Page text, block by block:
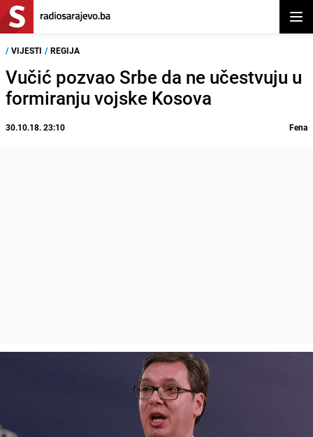
/ VIJESTI / REGIJA
Vučić pozvao Srbe da ne učestvuju u
formiranju vojske Kosova
30.10.18. 23:10 Fena